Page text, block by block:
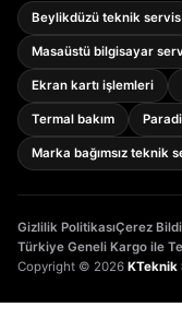
Beylikdüzü teknik servis
Masaüstü bilgisayar
Ekran kartı işlemleri
Termal bakım
Marka bağımsız teknik
Copyright © 2026 KTeknik
Gizlilik PolitikasıÇerez
Türkiye Geneli Kargo ile